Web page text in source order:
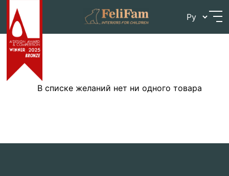
content
Мій список бажань
В списке желаний нет ни одного товара